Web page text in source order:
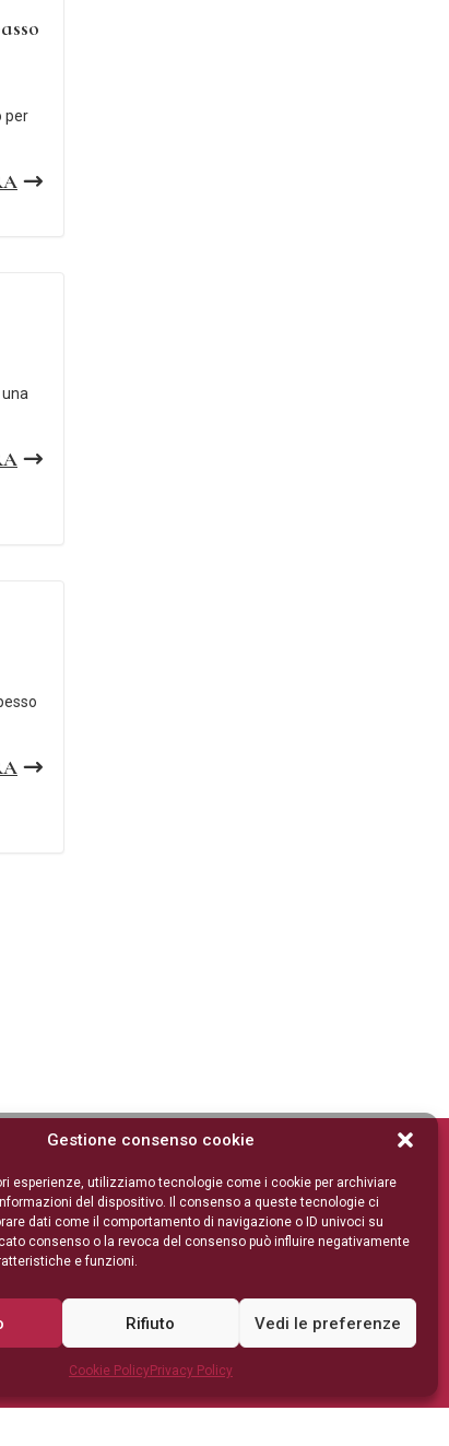
Gestione consenso cookie
esperienze, utilizziamo tecnologie come i cookie per archiviare
del dispositivo. Il consenso a queste tecnologie ci
dati come il comportamento di navigazione o ID univoci su
consenso o la revoca del consenso può influire negativamente
e funzioni.
Rifiuto Vedi le preferenze
Cookie PolicyPrivacy Policy
per